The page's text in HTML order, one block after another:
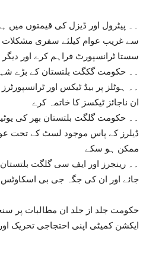
۔۔ پیٹرول اور ڈیزل کی قیمتوں
سے غریب عوام کیلئے سفری مشکلات
سستا ٹرانسپورٹ فراہم کرے اور دیگر
۔۔ حکومت گکگت بلتستان کے بڑے شہروں میں
۔۔ ہوٹلز پر بیڈ ٹیکس اور
ان ناجائز ٹیکسز کا خاتمہ کرے
۔۔ حکومت گلگت بلتستان بھر کی
ڈیلرز کے پاس موجود لسٹ کے تحت
ممکن ہو سکے
۔۔ رینجرز اور ایف سی گلگت
جائے اور ان کی جگہ جی بی اسکاوٹس
حکومت جلد از جلد ان مطالبات پر
ایکشن کمیٹی اپنی احتجاجی تحریک